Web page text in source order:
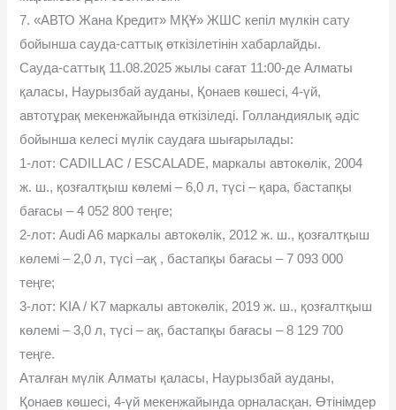
7. «АВТО Жана Кредит» МҚҰ» ЖШС кепіл мүлкін сату
бойынша сауда-саттық өткізілетінін хабарлайды.
Сауда-саттық 11.08.2025 жылы сағат 11:00-де Алматы
қаласы, Наурызбай ауданы, Қонаев көшесі, 4-үй,
автотұрақ мекенжайында өткізіледі. Голландиялық əдіс
бойынша келесі мүлік саудаға шығарылады:
1-лот: CADILLAC / ESCALADE, маркалы автокөлік, 2004
ж. ш., қозғалтқыш көлемі – 6,0 л, түсі – қара, бастапқы
бағасы – 4 052 800 теңге;
2-лот: Audi A6 маркалы автокөлік, 2012 ж. ш., қозғалтқыш
көлемі – 2,0 л, түсі –ақ , бастапқы бағасы – 7 093 000
теңге;
3-лот: KIA / K7 маркалы автокөлік, 2019 ж. ш., қозғалтқыш
көлемі – 3,0 л, түсі – ақ, бастапқы бағасы – 8 129 700
теңге.
Аталған мүлік Алматы қаласы, Наурызбай ауданы,
Қонаев көшесі, 4-үй мекенжайында орналасқан. Өтінімдер